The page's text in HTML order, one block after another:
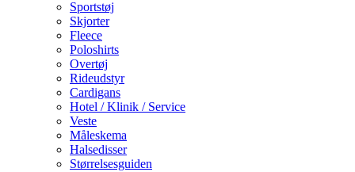
Sportstøj
Skjorter
Fleece
Poloshirts
Overtøj
Rideudstyr
Cardigans
Hotel / Klinik / Service
Veste
Måleskema
Halsedisser
Størrelsesguiden